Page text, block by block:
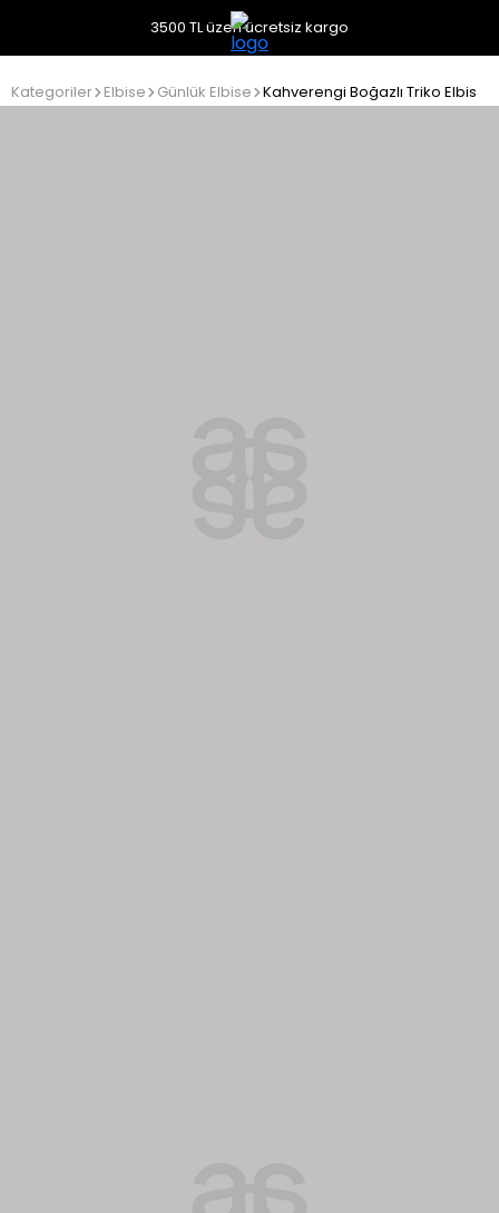
3500 TL üzeri ücretsiz kargo
Kategoriler Elbise Günlük Elbise Kahverengi Boğazlı Triko Elbise